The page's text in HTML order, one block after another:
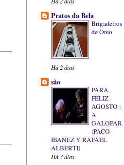
Pratos da Bela
Brigadeiros
de Oreo
Há 2 dias
são
PARA
FELIZ
AGOSTO :
A
GALOPAR
(PACO
IBAÑEZ Y RAFAEL
ALBERTI)
Há 3 dias